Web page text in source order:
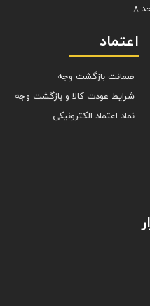
اعتماد
ضمانت بازگشت وجه
شرایط عودت کالا و بازگشت وجه
نماد اعتماد الکترونیکی